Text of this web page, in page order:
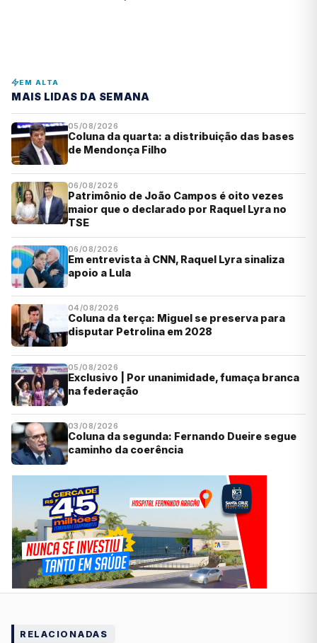
EM ALTA
MAIS LIDAS DA SEMANA
05/08/2026
Coluna da quarta: a distribuição das bases
de Mendonça Filho
06/08/2026
Patrimônio de João Campos é oito vezes
maior que o declarado por Raquel Lyra no
TSE
06/08/2026
Em entrevista à CNN, Raquel Lyra sinaliza
apoio a Lula
04/08/2026
Coluna da terça: Miguel se preserva para
disputar Petrolina em 2028
05/08/2026
Exclusivo | Por unanimidade, fumaça branca
na federação
03/08/2026
Coluna da segunda: Fernando Dueire segue
caminho da coerência
RELACIONADAS